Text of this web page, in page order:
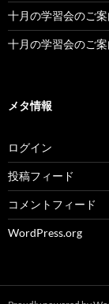
十月の学習会のご案
十月の学習会のご案
メタ情報
ログイン
投稿フィード
コメントフィード
WordPress.org